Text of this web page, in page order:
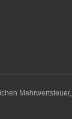
Mehrwertsteuer,